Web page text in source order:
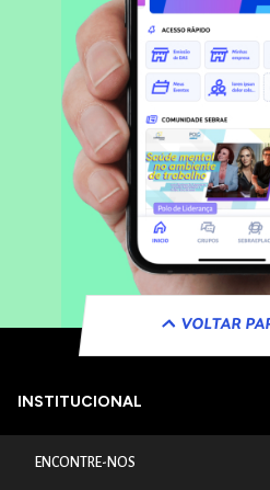
VOLTAR
INSTITUCIONAL
ENCONTRE-NOS